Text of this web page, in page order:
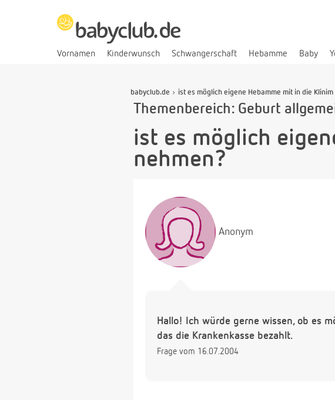
Vornamen Kinderwunsch Schwangerschaft Hebamme Baby
babyclub.de ist es möglich eigene Hebamme mit in die Klinim
Themenbereich: Geburt
ist es möglich
nehmen?
Anonym
Hallo! Ich würde gerne wissen, ob es
das die Krankenkasse bezahlt.
Frage vom 16.07.2004